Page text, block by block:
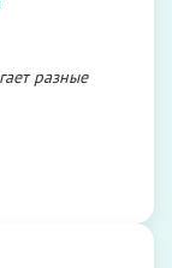
разные